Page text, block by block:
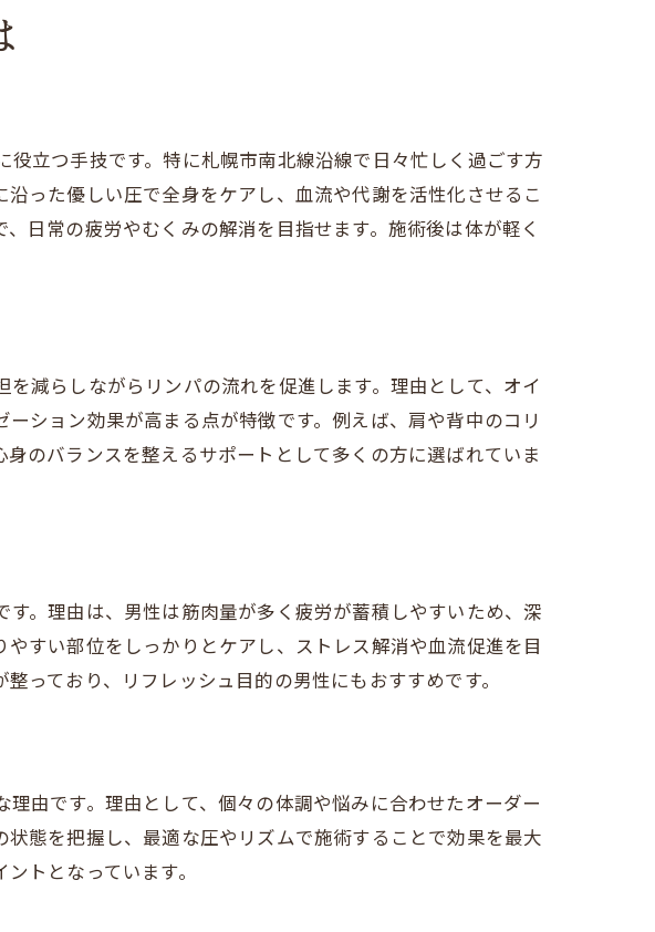
験談
由を解説
策効果
善
施術
る
ッサージ選び
アを探す
しのコツ
立つ手技です。特に札幌市南北線沿線で日々忙しく過ごす方
った優しい圧で全身をケアし、血流や代謝を活性化させるこ
日常の疲労やむくみの解消を目指せます。施術後は体が軽く
減らしながらリンパの流れを促進します。理由として、オイ
ション効果が高まる点が特徴です。例えば、肩や背中のコリ
のバランスを整えるサポートとして多くの方に選ばれていま
。理由は、男性は筋肉量が多く疲労が蓄積しやすいため、深
すい部位をしっかりとケアし、ストレス解消や血流促進を目
っており、リフレッシュ目的の男性にもおすすめです。
由です。理由として、個々の体調や悩みに合わせたオーダー
態を把握し、最適な圧やリズムで施術することで効果を最大
トとなっています。